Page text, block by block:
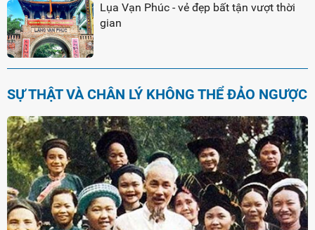
Lụa Vạn Phúc - vẻ đẹp bất tận vượt thời
gian
SỰ THẬT VÀ CHÂN LÝ KHÔNG THỂ ĐẢO NGƯỢC